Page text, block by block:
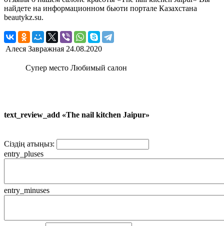
найдете на информационном бьюти портале Казахстана
beautykz.su.
Алеся Завражная 24.08.2020
Супер место Любимый салон
text_review_add «The nail kitchen Jaipur»
Сіздің атыңыз:
entry_pluses
entry_minuses